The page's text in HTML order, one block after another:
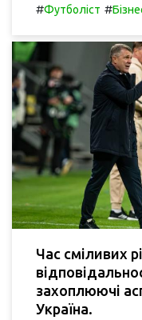
#Футболіст #
Час сміливих
захоплюючі
Україна.